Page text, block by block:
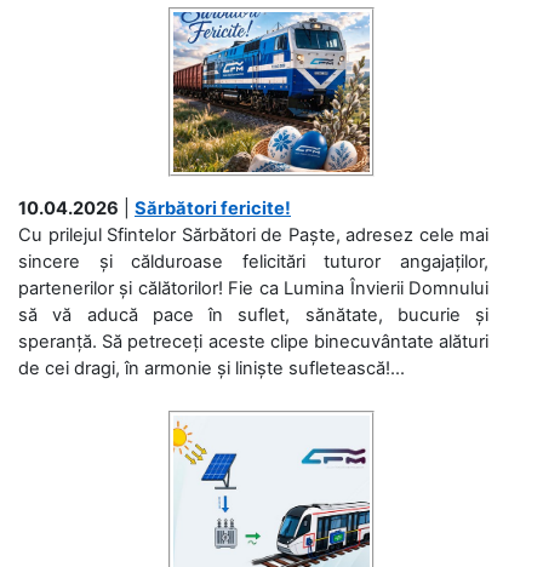
10.04.2026
Sărbători fericite!
Cu prilejul Sfintelor Sărbători de Paște, adresez cele mai
sincere și călduroase felicitări tuturor angajaților,
partenerilor și călătorilor! Fie ca Lumina Învierii Domnului
să vă aducă pace în suflet, sănătate, bucurie și
speranță. Să petreceți aceste clipe binecuvântate alături
de cei dragi, în armonie și liniște sufletească!...